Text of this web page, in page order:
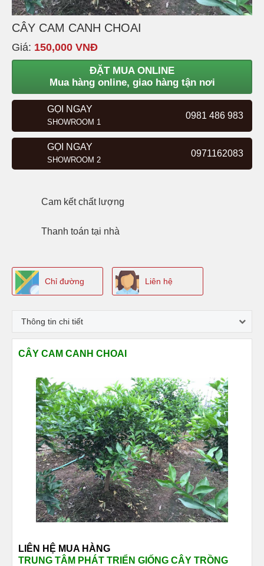
CÂY CAM CANH CHOAI
Giá: 150,000 VNĐ
ĐẶT MUA ONLINE
Mua hàng online, giao hàng tận nơi
GỌI NGAY
SHOWROOM 1
0981 486 983
GỌI NGAY
SHOWROOM 2
0971162083
Cam kếtchất lượng
Thanh toán tại nhà
Chỉ đường Liên hệ
Thông tin chi tiết
CÂY CAM CANH CHOAI
LIÊN HỆ MUA HÀNG
TRUNG TÂM PHÁT TRIỂN GIỐNG CÂY TRỒNG